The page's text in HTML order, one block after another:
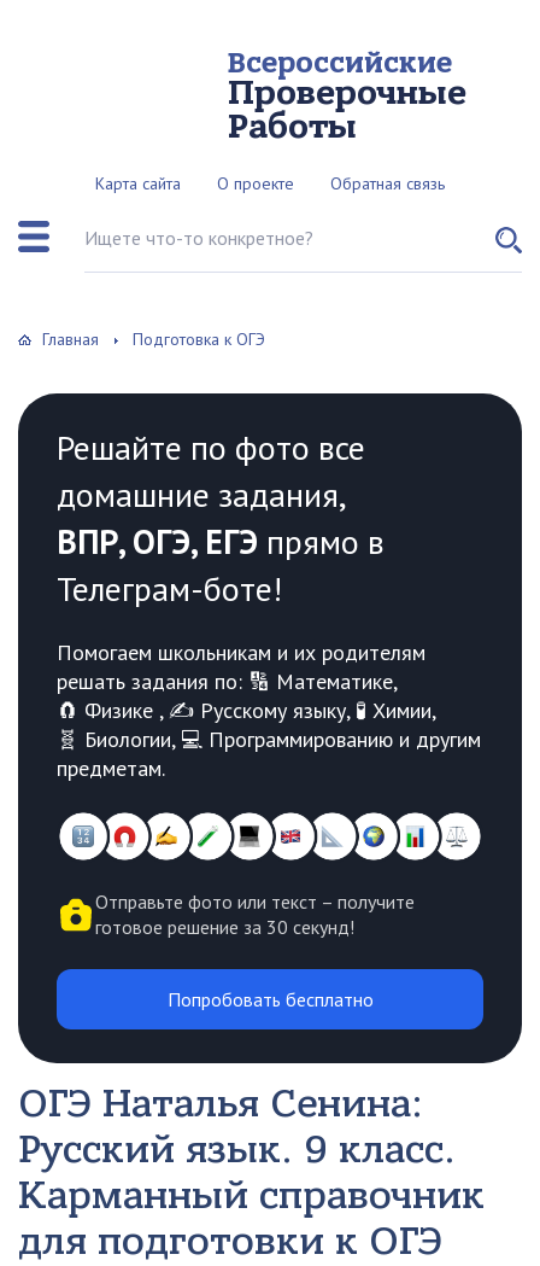
Всероссийские
Проверочные
Работы
Карта сайта О проекте Обратная связь
Поиск по сайту
Главная Подготовка к ОГЭ
Решайте по фото все
домашние задания,
ВПР, ОГЭ, ЕГЭ прямо в
Телеграм-боте!
Помогаем школьникам и их родителям
решать задания по: 🔢 Математике,
🧲 Физике , ✍️ Русскому языку, 🧪 Химии,
🧬 Биологии, 💻 Программированию и другим
предметам.
Отправьте фото или текст – получите
готовое решение за 30 секунд!
Попробовать бесплатно
ОГЭ Наталья Сенина:
Русский язык. 9 класс.
Карманный справочник
для подготовки к ОГЭ